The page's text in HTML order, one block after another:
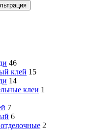
46
клей 15
14
клеи 1
7
6
2